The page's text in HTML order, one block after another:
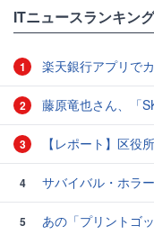
ITニュースランキング
1 楽天銀行アプリで
2 藤原竜也さん、「SKYSEA Client View」
3 【レポート】区役所
4 サバイバル・ホラー『レディ
5
あの「プリントゴッ